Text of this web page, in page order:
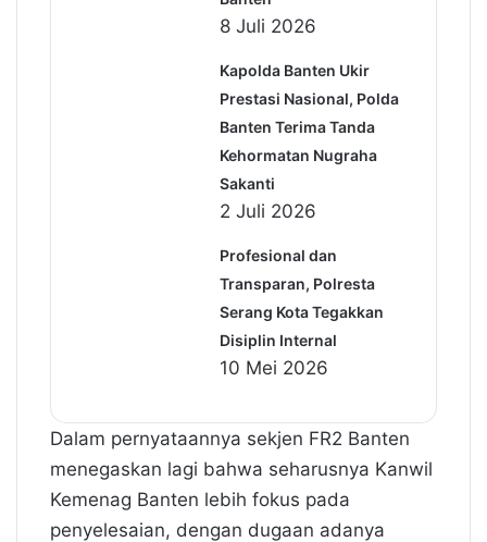
8 Juli 2026
Kapolda Banten Ukir
Prestasi Nasional, Polda
Banten Terima Tanda
Kehormatan Nugraha
Sakanti
2 Juli 2026
Profesional dan
Transparan, Polresta
Serang Kota Tegakkan
Disiplin Internal
10 Mei 2026
Dalam pernyataannya sekjen FR2 Banten
menegaskan lagi bahwa seharusnya Kanwil
Kemenag Banten lebih fokus pada
penyelesaian, dengan dugaan adanya